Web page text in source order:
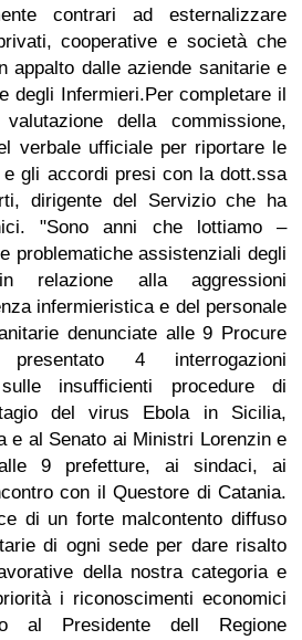
contrari ad esternalizzare
cooperative e società che
appalto dalle aziende sanitarie e
degli Infermieri.Per completare il
della commissione,
verbale ufficiale per riportare le
gli accordi presi con la dott.ssa
dirigente del Servizio che ha
"Sono anni che lottiamo –
problematiche assistenziali degli
relazione alla aggressioni
infermieristica e del personale
denunciate alle 9 Procure
4 interrogazioni
insufficienti procedure di
del virus Ebola in Sicilia,
e al Senato ai Ministri Lorenzin e
9 prefetture, ai sindaci, ai
con il Questore di Catania.
di un forte malcontento diffuso
di ogni sede per dare risalto
della nostra categoria e
i riconoscimenti economici
al Presidente dell Regione